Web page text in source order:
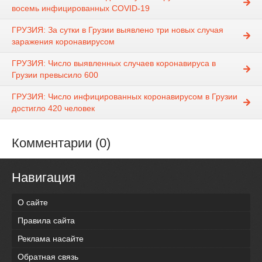
восемь инфицированных COVID-19
ГРУЗИЯ: За сутки в Грузии выявлено три новых случая
заражения коронавирусом
ГРУЗИЯ: Число выявленных случаев коронавируса в
Грузии превысило 600
ГРУЗИЯ: Число инфицированных коронавирусом в Грузии
достигло 420 человек
Комментарии (0)
Навигация
О сайте
Правила сайта
Реклама насайте
Обратная связь